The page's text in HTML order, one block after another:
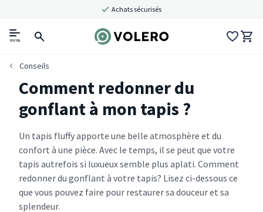
Achats sécurisés
menu
Conseils
Comment redonner du
gonflant à mon tapis ?
Un tapis fluffy apporte une belle atmosphère et du
confort à une pièce. Avec le temps, il se peut que votre
tapis autrefois si luxueux semble plus aplati. Comment
redonner du gonflant à votre tapis? Lisez ci-dessous ce
que vous pouvez faire pour restaurer sa douceur et sa
splendeur.